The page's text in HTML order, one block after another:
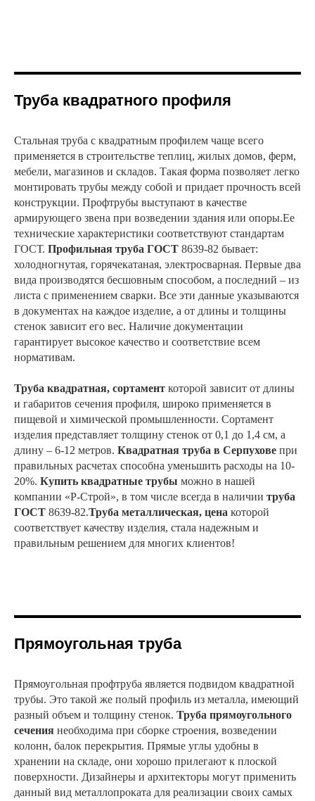
Труба квадратного профиля
Стальная труба с квадратным профилем чаще всего
применяется в строительстве теплиц, жилых домов, ферм,
мебели, магазинов и складов. Такая форма позволяет легко
монтировать трубы между собой и придает прочность всей
конструкции. Профтрубы выступают в качестве
армирующего звена при возведении здания или опоры.Ее
технические характеристики соответствуют стандартам
ГОСТ. Профильная труба ГОСТ 8639-82 бывает:
холодногнутая, горячекатаная, электросварная. Первые два
вида производятся бесшовным способом, а последний – из
листа с применением сварки. Все эти данные указываются
в документах на каждое изделие, а от длины и толщины
стенок зависит его вес. Наличие документации
гарантирует высокое качество и соответствие всем
нормативам.
Труба квадратная, сортамент которой зависит от длины
и габаритов сечения профиля, широко применяется в
пищевой и химической промышленности. Сортамент
изделия представляет толщину стенок от 0,1 до 1,4 см, а
длину – 6-12 метров. Квадратная труба в Серпухове при
правильных расчетах способна уменьшить расходы на 10-
20%. Купить квадратные трубы можно в нашей
компании «Р-Строй», в том числе всегда в наличии труба
ГОСТ 8639-82.Труба металлическая, цена которой
соответствует качеству изделия, стала надежным и
правильным решением для многих клиентов!
Прямоугольная труба
Прямоугольная профтруба является подвидом квадратной
трубы. Это такой же полый профиль из металла, имеющий
разный объем и толщину стенок. Труба прямоугольного
сечения необходима при сборке строения, возведении
колонн, балок перекрытия. Прямые углы удобны в
хранении на складе, они хорошо прилегают к плоской
поверхности. Дизайнеры и архитекторы могут применить
данный вид металлопроката для реализации своих самых